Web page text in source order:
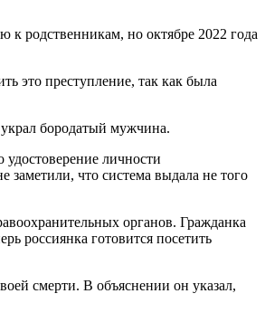
к родственникам, но октябре 2022 года
это преступление, так как была
бородатый мужчина.
личности
что система выдала не того
органов. Гражданка
россиянка готовится посетить
смерти. В объяснении он указал,